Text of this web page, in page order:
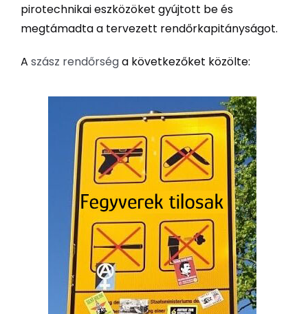
pirotechnikai eszközöket gyújtott be és
megtámadta a tervezett rendőrkapitányságot.
A szász rendőrséga következőket közölte: